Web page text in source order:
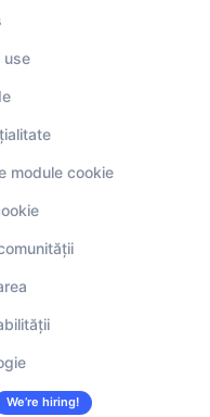
use
module cookie
We’re hiring!